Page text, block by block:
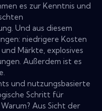
es zur Kenntnis und
Und aus diesem
niedrigere Kosten
Märkte, explosives
Außerdem ist es
und nutzungsbasierte
Schritt für
Aus Sicht der